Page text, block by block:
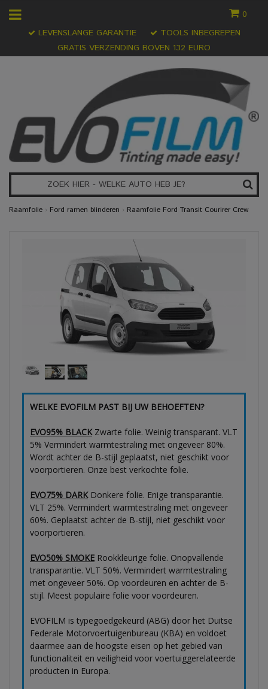
0
GRATIS VERZENDING BOVEN 132 EURO
LEVENSLANGE GARANTIE TOOLS INBEGREPEN
Raamfolie › Ford ramen blinderen › Raamfolie Ford Transit Courirer Crew
WELKE EVOFILM PAST BIJ UW BEHOEFTEN?
EVO95% BLACKZwarte folie. Weinig transparant. VLT
5% Vermindert warmtestraling met ongeveer 80%.
Wordt achter de B-stijl geplaatst, niet geschikt voor
voorportieren. Onze best verkochte folie.
EVO75% DARKDonkere folie. Enige transparantie.
VLT 25%. Vermindert warmtestraling met ongeveer
60%. Geplaatst achter de B-stijl, niet geschikt voor
voorportieren.
EVO50% SMOKE Rookkleurige folie. Onopvallende
transparantie. VLT 50%. Vermindert warmtestraling
met ongeveer 50%. Op voordeuren en achter de B-
stijl. Meest populaire folie voor voordeuren.
EVOFILM is typegoedgekeurd (ABG) door het Duitse
Federale Motorvoertuigenbureau (KBA) en voldoet
daarmee aan de hoogste eisen op het gebied van
functionaliteit en veiligheid voor voertuiggerelateerde
producten in Europa.